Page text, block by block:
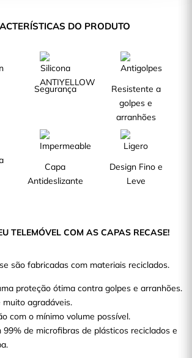
DO PRODUTO
Segurança
Resistente a
golpes e
arranhões
Capa
Antideslizante
Design Fino e
Leve
TELEMÓVEL COM AS CAPAS RECASE!
são fabricadas com materiais reciclados.
proteção ótima contra golpes e arranhões.
agradáveis.
com o mínimo volume possível.
99% de microfibras de plásticos reciclados e